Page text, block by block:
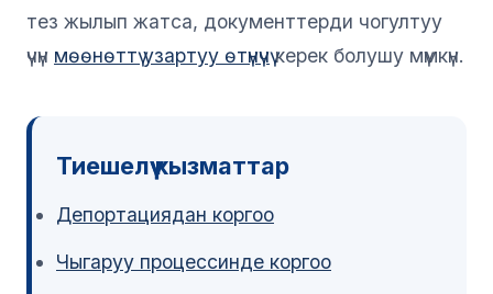
тез жылып жатса, документтерди чогултуу
үчүн мөөнөттү узартуу өтүнүчүкерек болушу мүмкүн.
Тиешелүү кызматтар
Депортациядан коргоо
Чыгаруу процессинде коргоо